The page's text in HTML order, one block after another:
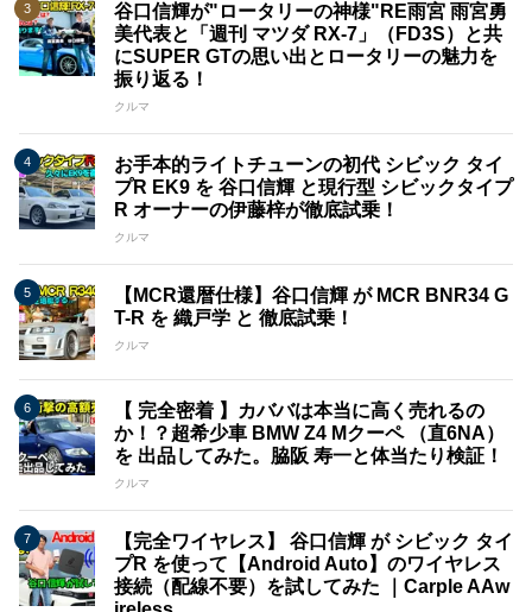
谷口信輝が"ロータリーの神様"RE雨宮 雨宮勇
美代表と「週刊 マツダ RX-7」（FD3S）と共
にSUPER GTの思い出とロータリーの魅力を
振り返る！
クルマ
お手本的ライトチューンの初代 シビック タイ
プR EK9 を 谷口信輝 と現行型 シビックタイプ
R オーナーの伊藤梓が徹底試乗！
クルマ
【MCR還暦仕様】谷口信輝 が MCR BNR34 G
T-R を 織戸学 と 徹底試乗！
クルマ
【 完全密着 】カババは本当に高く売れるの
か！？超希少車 BMW Z4 Mクーペ （直6NA）
を 出品してみた。脇阪 寿一と体当たり検証！
クルマ
【完全ワイヤレス】 谷口信輝 が シビック タイ
プR を使って【Android Auto】のワイヤレス
接続（配線不要）を試してみた ｜Carple AAw